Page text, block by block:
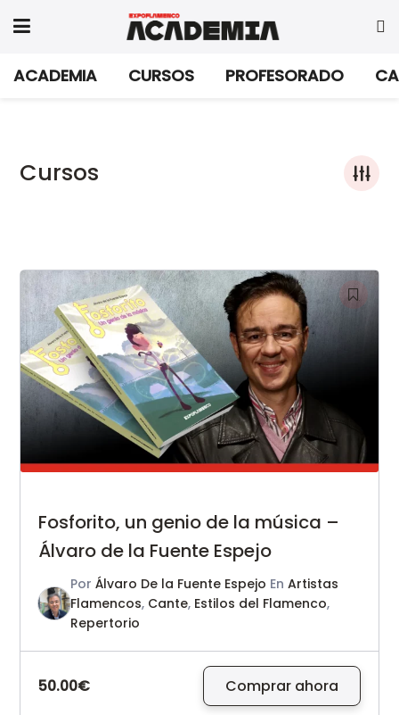
ACADEMIA CURSOS PROFESORADO
Cursos
Fosforito, un genio de la música –
Álvaro de la Fuente Espejo
Por Álvaro De la Fuente Espejo En Artistas
Flamencos, Cante, Estilos del Flamenco,
Repertorio
50.00€ Comprar ahora